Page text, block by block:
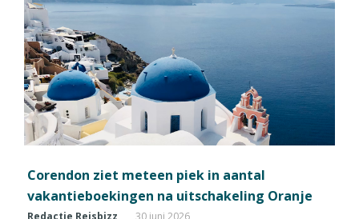
Corendon ziet meteen piek in aantal
vakantieboekingen na uitschakeling Oranje
Redactie Reisbizz 30 juni 2026